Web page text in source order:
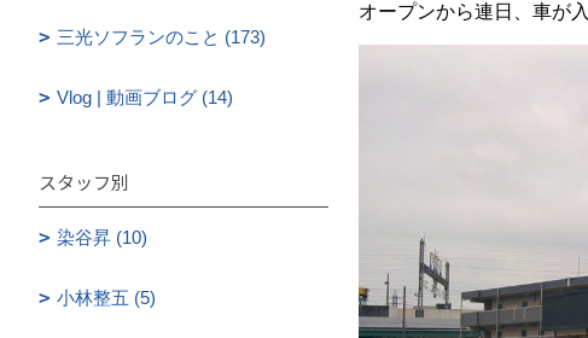
オープンから連日、車が
三光ソフランのこと (173)
Vlog | 動画ブログ (14)
スタッフ別
染谷昇 (10)
小林整五 (5)